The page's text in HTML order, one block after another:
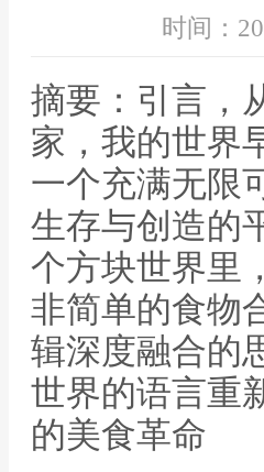
时间：
摘要：引言，
家，我的世界
一个充满无限
生存与创造的
个方块世界里
非简单的食物
辑深度融合的
世界的语言重
的美食革命